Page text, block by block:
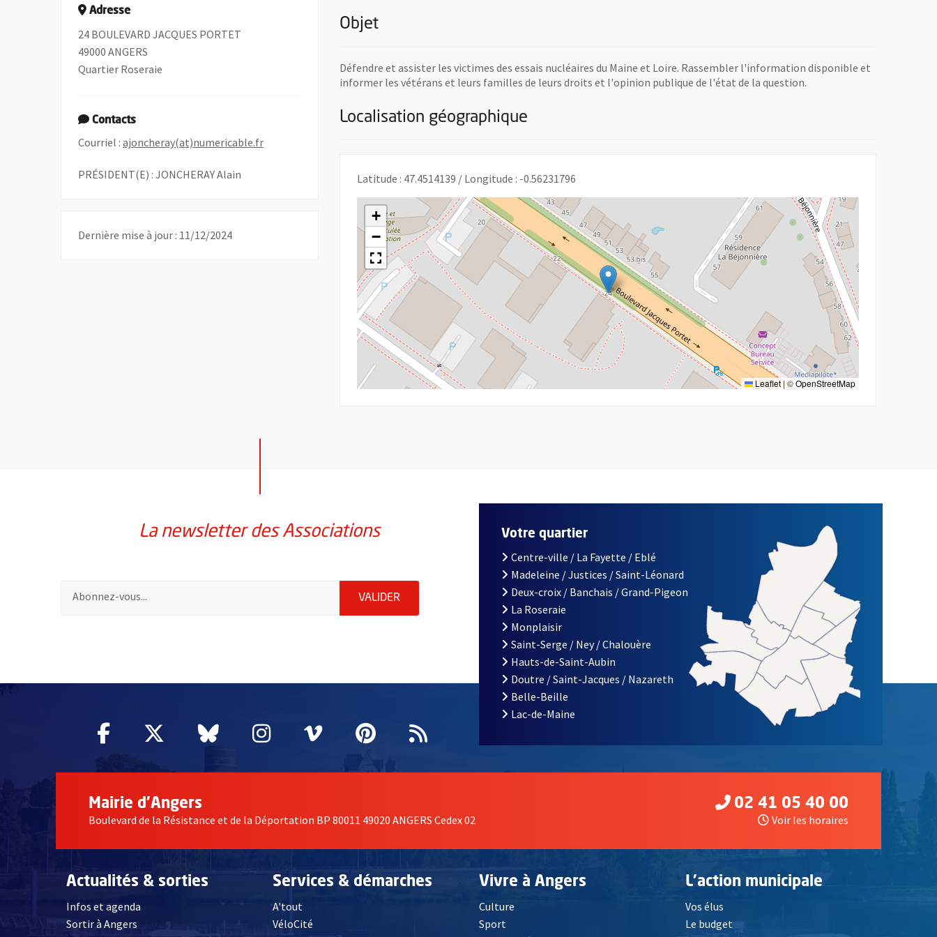
Objet
Défendre et assister les victimes des essais nucléaires du Maine et Loire. Rassembler l'information disponible et
informer les vétérans et leurs familles de leurs droits et l'opinion publique de l'état de la question.
Localisation géographique
Latitude : 47.4514139 / Longitude : -0.56231796
+
−
Leaflet|©OpenStreetMap
Adresse
24 BOULEVARD JACQUES PORTET
49000 ANGERS
Quartier Roseraie
Contacts
Courriel :ajoncheray(at)numericable.fr, Ouvre une nouvelle fenêtre
PRÉSIDENT(E) : JONCHERAY Alain
Dernière mise à jour : 11/12/2024
La newsletter des Associations
Pour vous inscrire à la lettre d'information des associations de la ville d'Angers, indiquez votre email (champ obligatoire)
VALIDER ENVOYER MA DEMANDE D'INSCRIPTION À LA LETTRE D'INFORMATION DES ASSOCIATIONS DE LA VILLE
Facebook
, Ouvre une nouvelle fenêtre
Twitter
, Ouvre une nouvelle fenêtre
Bluesky
, Ouvre une nouvelle fenêtre
Instagram
, Ouvre une nouvelle fenêtre
Vimeo
, Ouvre une nouvelle fenêtre
Pinterest
, Ouvre une nouvelle fenêtre
Flux RSS
Votre quartier
Centre-ville / La Fayette / Eblé
Madeleine / Justices / Saint-Léonard
Deux-croix / Banchais / Grand-Pigeon
La Roseraie
Monplaisir
Saint-Serge / Ney / Chalouère
Hauts-de-Saint-Aubin
Doutre / Saint-Jacques / Nazareth
Belle-Beille
Lac-de-Maine
Mairie d'Angers
Boulevard de la Résistance et de la Déportation BP 80011 49020 ANGERS Cedex 02
02 41 05 40 00
Voir les horaires
Actualités & sorties
Infos et agenda
Sortir à Angers
Services & démarches
A'tout
VéloCité
Vivre à Angers
Culture
Sport
L'action municipale
Vos élus
Le budget